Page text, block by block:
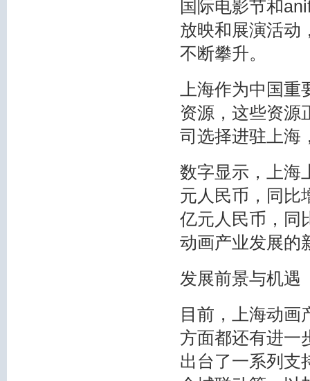
国际电影节和
放映和展演活动
不断攀升。
上海作为中国
资源，这些资源
司选择进驻上海
数字显示，上海
元人民币，同比
亿元人民币，同
动画产业发展的
发展前景与机遇
目前，上海动画
方面都还有进一
出台了一系列支